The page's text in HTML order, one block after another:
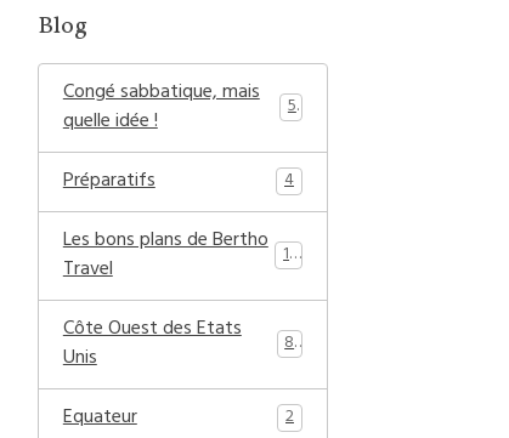
Blog
Congé sabbatique, mais
quelle idée !
5
Préparatifs 4
Les bons plans de Bertho
Travel
17
Côte Ouest des Etats
Unis
8
Equateur 2